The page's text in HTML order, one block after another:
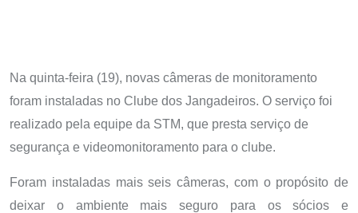
Na quinta-feira (19), novas câmeras de monitoramento
foram instaladas no Clube dos Jangadeiros. O serviço foi
realizado pela equipe da STM, que presta serviço de
segurança e videomonitoramento para o clube.
Foram instaladas mais seis câmeras, com o propósito de
deixar o ambiente mais seguro para os sócios e